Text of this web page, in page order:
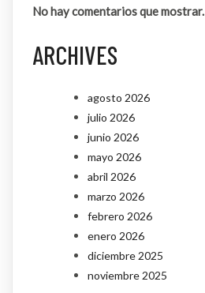
No hay comentarios que mostrar.
ARCHIVES
agosto 2026
julio 2026
junio 2026
mayo 2026
abril 2026
marzo 2026
febrero 2026
enero 2026
diciembre 2025
noviembre 2025